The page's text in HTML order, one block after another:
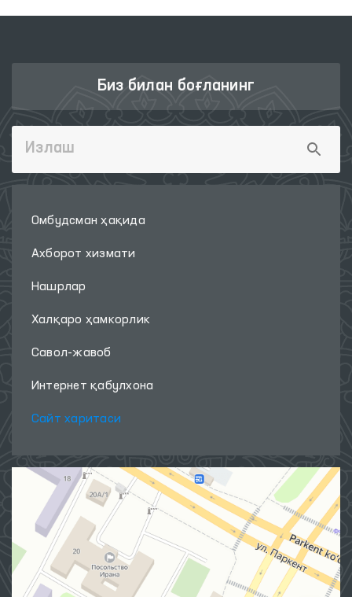
Биз билан боғланинг
Омбудсман ҳақида
Ахборот хизмати
Нашрлар
Халқаро ҳамкорлик
Савол-жавоб
Интернет қабулхона
Сайт харитаси